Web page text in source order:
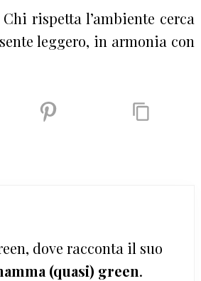
rispetta l’ambiente cerca
leggero, in armonia con
dove racconta il suo
(quasi) green.